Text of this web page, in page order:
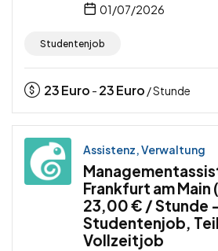
01/07/2026
Studentenjob
23Euro - 23Euro / Stunde
Assistenz, Verwaltung
Frankfurt am
23,00 € / Stunde
Studentenjob,
Vollzeitjob